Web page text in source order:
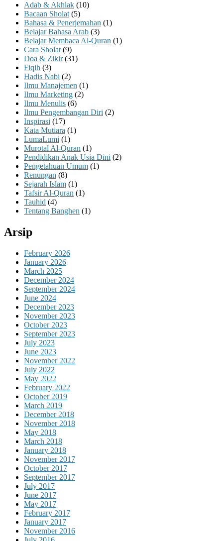
Adab & Akhlak (10)
Bacaan Sholat (5)
Bahasa & Penerjemahan (1)
Belajar Bahasa Arab (3)
Belajar Membaca Al-Quran (1)
Cara Sholat (9)
Doa & Zikir(31)
Fiqih (3)
Hadis Nabi (2)
Ilmu Manajemen (1)
Ilmu Marketing (2)
Ilmu Menulis (6)
Ilmu Pengembangan Diri (2)
Inspirasi (17)
Kata Mutiara (1)
LumaLumi (1)
Murotal Al-Quran (1)
Pendidikan Anak Usia Dini (2)
Pengetahuan Umum (1)
Renungan (8)
Sejarah Islam (1)
Tafsir Al-Quran (1)
Tauhid (4)
Tentang Banghen (1)
Arsip
February 2026
January 2026
March 2025
December 2024
September 2024
June 2024
December 2023
November 2023
October 2023
September 2023
July 2023
June 2023
November 2022
July 2022
May 2022
February 2022
October 2019
March 2019
December 2018
November 2018
May 2018
March 2018
January 2018
November 2017
October 2017
September 2017
July 2017
June 2017
May 2017
February 2017
January 2017
November 2016